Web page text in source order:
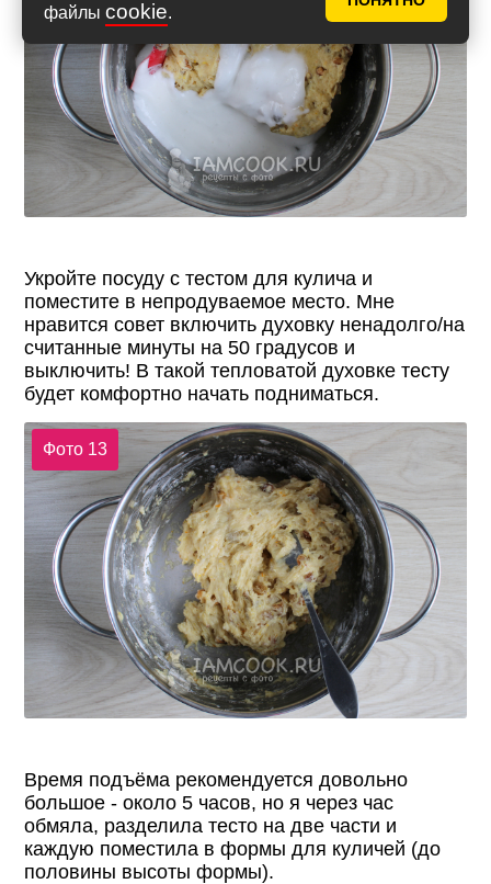
файлы cookie.
Укройте посуду с тестом для кулича и
поместите в непродуваемое место. Мне
нравится совет включить духовку ненадолго/на
считанные минуты на 50 градусов и
выключить! В такой тепловатой духовке тесту
будет комфортно начать подниматься.
Фото 13
Время подъёма рекомендуется довольно
большое - около 5 часов, но я через час
обмяла, разделила тесто на две части и
каждую поместила в формы для куличей (до
половины высоты формы).